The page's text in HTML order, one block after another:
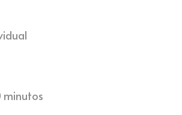
minutos